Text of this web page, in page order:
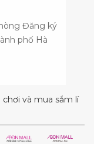
Đăng ký
phố Hà
và mua sắm lí